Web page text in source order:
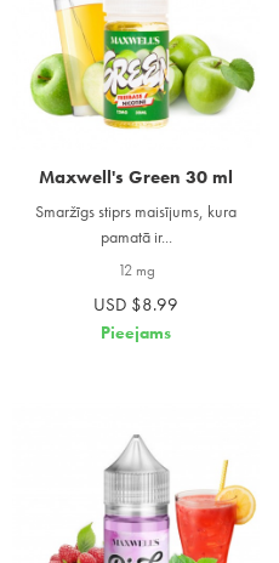
Maxwell's Green 30 ml
Smaržīgs stiprs maisījums, kura
pamatā ir...
12 mg
USD $8.99
Pieejams